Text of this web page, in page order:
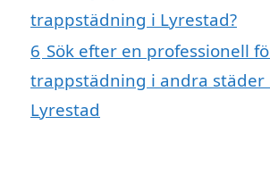
trappstädning i Lyrestad?
6 Sök efter en professionell
trappstädning i andra städer
Lyrestad